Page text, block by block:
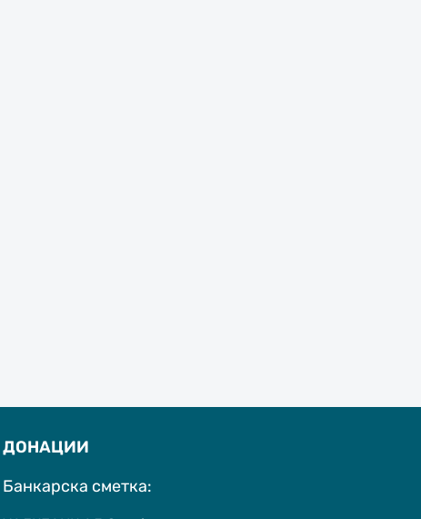
ДОНАЦИИ
Банкарска сметка: